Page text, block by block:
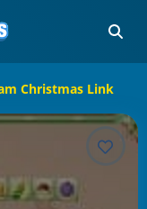
Christmas Link